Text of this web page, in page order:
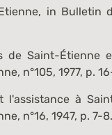
, in Bulletin
de Saint-Étienne
n°105, 1977, p.
l'assistance à
n°16, 1947, p. 7-